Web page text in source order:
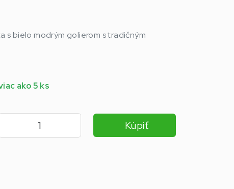
s bielo modrým golierom s tradičným
ako 5 ks
Kúpiť